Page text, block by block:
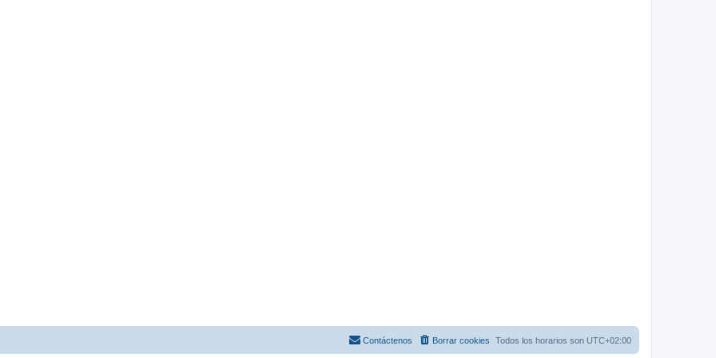
Todos los horarios son UTC+02:00
Borrar cookies
Contáctenos